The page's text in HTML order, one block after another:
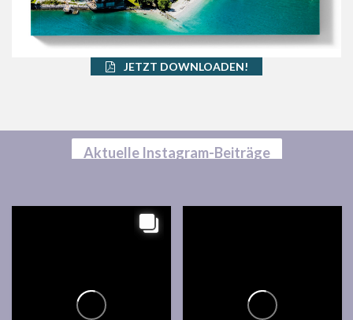
JETZT DOWNLOADEN!
Aktuelle Instagram-Beiträge